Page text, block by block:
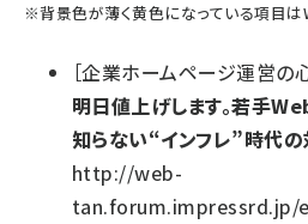
※背景色が薄く黄色になっている項目は
［企業ホームページ運営の
明日値上げします。若手
知らない“インフレ”時代
http://web-
tan.forum.impressrd.jp/